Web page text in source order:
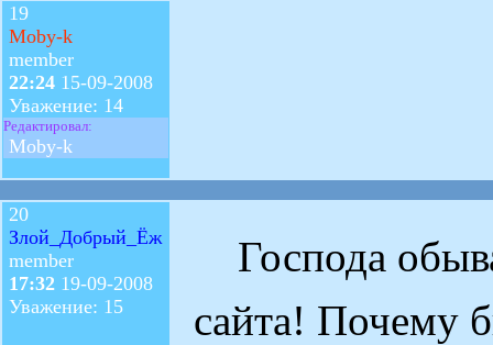
19
Moby-k
member
22:24 15-09-2008
Уважение: 14
Редактировал:
Moby-k
20
Злой_Добрый_Ёж
member
17:32 19-09-2008
Уважение: 15
Господа
сайта! Почему